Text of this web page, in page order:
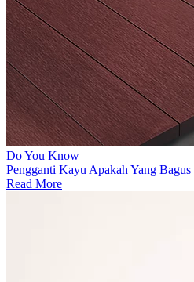
Do You Know
Pengganti Kayu Apakah Yang
Read More